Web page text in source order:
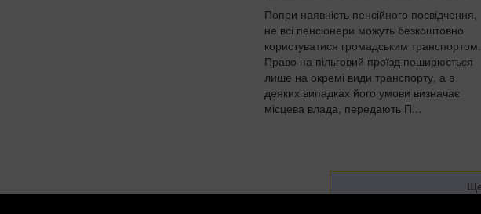
Попри наявність пенсійного посвідчення,
не всі пенсіонери можуть безкоштовно
користуватися громадським транспортом.
Право на пільговий проїзд поширюється
лише на окремі види транспорту, а в
деяких випадках його умови визначає
місцева влада, передають П...